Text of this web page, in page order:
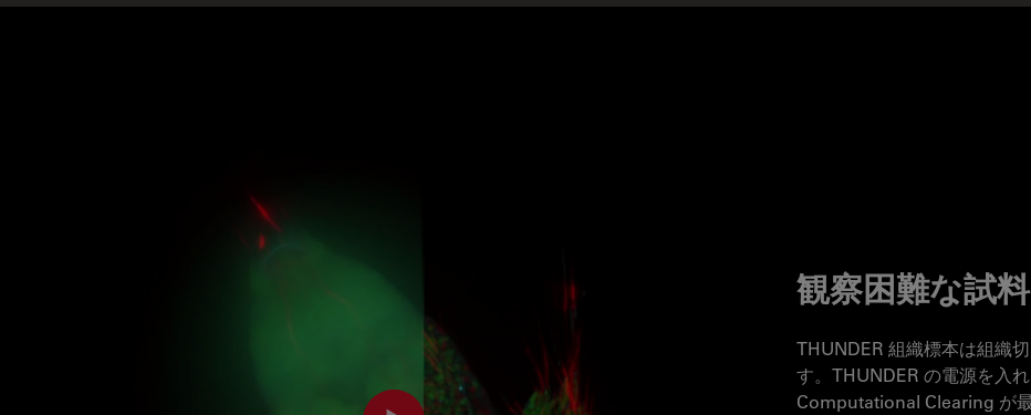
観察困難な試
THUNDER 組織標本は組織
す。THUNDER の電源を入
Computational Clearing が